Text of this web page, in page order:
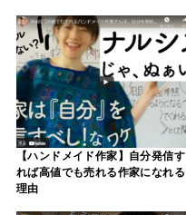
【ハンドメイド作家】自分発信す
れば高値でも売れる作家になれる
理由